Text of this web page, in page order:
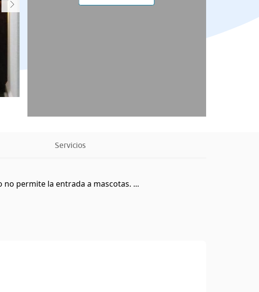
Servicios
permite la entrada a mascotas. ...